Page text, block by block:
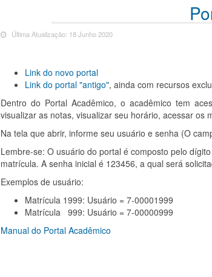
Última Atualização: 18 Junho 2020
Link do novo portal
Link do portal "antigo", ainda com recursos
Dentro do Portal Acadêmico, o acadêmico tem
visualizar as notas, visualizar seu horário, acessar os
Na tela que abrir, informe seu usuário e senha (O
Lembre-se: O usuário do portal é composto pelo
matrícula. A senha inicial é 123456, a qual será
Exemplos de usuário:
Matrícula 1999: Usuário = 7-00001999
Matrícula 999: Usuário = 7-00000999
Manual do Portal Acadêmico